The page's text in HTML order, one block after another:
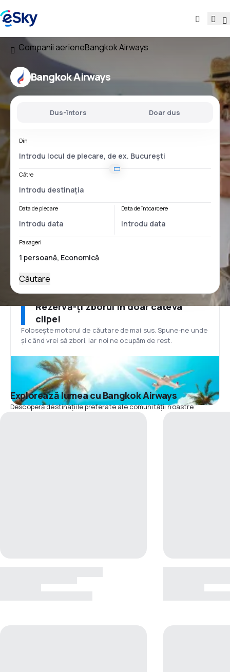
Companii aerieneBangkok Airways
Bangkok Airways
Dus-întors Doar dus
Din
Către
Data de plecare Data de întoarcere
Pasageri
Căutare
Rezervă-ți zborul în doar câteva
clipe!
Folosește motorul de căutare de mai sus. Spune-ne unde
și când vrei să zbori, iar noi ne ocupăm de rest.
Explorează lumea cu Bangkok Airways
Descoperă destinațiile preferate ale comunității noastre